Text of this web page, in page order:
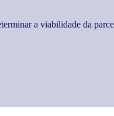
a viabilidade da